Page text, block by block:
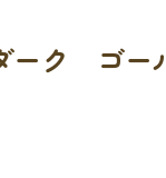
ーク ゴー